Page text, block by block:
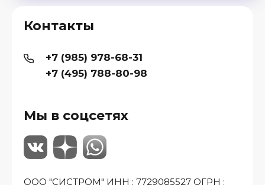
ООО "СИСТРОМ" ИНН : 7729085527 ОГРН :
Контакты
+7 (985) 978-68-31
+7 (495) 788-80-98
Мы в соцсетях